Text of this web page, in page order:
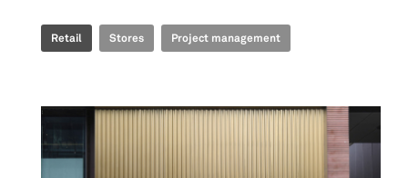
Retail Stores Project management